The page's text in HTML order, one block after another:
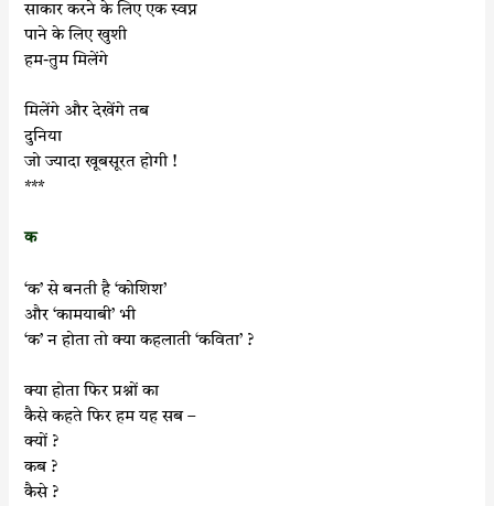
साकार करने के लिए एक स्वप्न
पाने के लिए खुशी
हम-तुम मिलेंगे
मिलेंगे और देखेंगे तब
दुनिया
जो ज्यादा खूबसूरत होगी !
***
क
‘क’ से बनती है ‘कोशिश’
और ‘कामयाबी’ भी
‘क’ न होता तो क्या कहलाती ‘कविता’ ?
क्या होता फिर प्रश्नों का
कैसे कहते फिर हम यह सब –
क्यों ?
कब ?
कैसे ?